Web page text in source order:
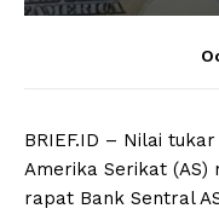
BRIEF.ID – Nilai
Amerika Serikat (AS)
rapat Bank Sentral